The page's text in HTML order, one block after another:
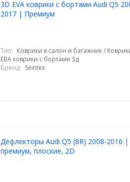
3D EVA коврики с бортами Audi Q5
2017 | Премиум
Тип: Коврики в салон и багажник /
ЕВА коврики с бортами 3д
Бренд: Seintex
Дефлекторы Audi Q5 (8R) 2008-2016 |
премиум, плоские, 2D